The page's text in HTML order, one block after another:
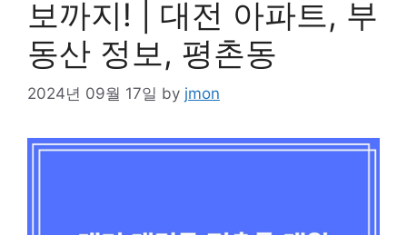
보까지! | 대전 아파트, 부
동산 정보, 평촌동
2024년 09월 17일 by jmon